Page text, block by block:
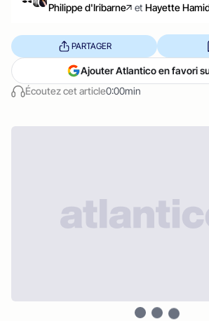
Philippe d'Iribarne
et Hayette
Écoutez cet article0:00min
PARTAGER
Ajouter Atlantico en favori